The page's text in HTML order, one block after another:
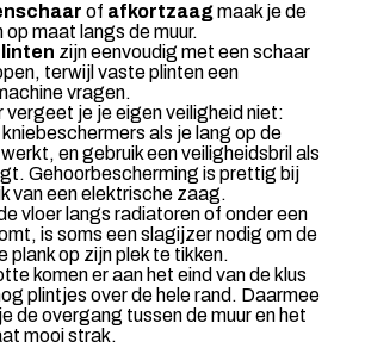
of afkortzaagmaak je de
op maat langs de muur.
zijn eenvoudig met een schaar
terwijl vaste plinten een
vragen.
vergeet je je eigen veiligheid niet:
als je lang op de
en gebruik een veiligheidsbril als
Gehoorbescherming is prettig bij
van een elektrische zaag.
vloer langs radiatoren of onder een
is soms een slagijzer nodig om de
plank op zijn plek te tikken.
komen er aan het eind van de klus
plintjes over de hele rand. Daarmee
de overgang tussen de muur en het
mooi strak.